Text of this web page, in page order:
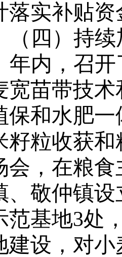
落实补贴资
（四）持
年内，召
宽苗带技
保和水肥
籽粒收获
会，在粮
、敬仲镇
范基地3处
建设，对